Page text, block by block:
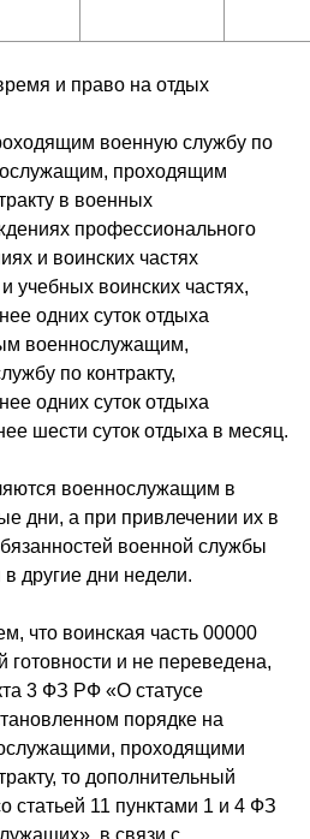
и право на отдых
военную службу по
проходящим
в военных
профессионального
и воинских частях
учебных воинских частях,
одних суток отдыха
военнослужащим,
по контракту,
одних суток отдыха
шести суток отдыха в месяц.
военнослужащим в
дни, а при привлечении их в
военной службы
другие дни недели.
что воинская часть 00000
готовности и не переведена,
3 ФЗ РФ «О статусе
порядке на
проходящими
то дополнительный
статьей 11 пунктами 1 и 4 ФЗ
в связи с